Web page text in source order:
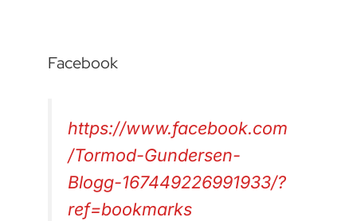
Facebook
https://www.facebook.com
/Tormod-Gundersen-
Blogg-167449226991933/?
ref=bookmarks